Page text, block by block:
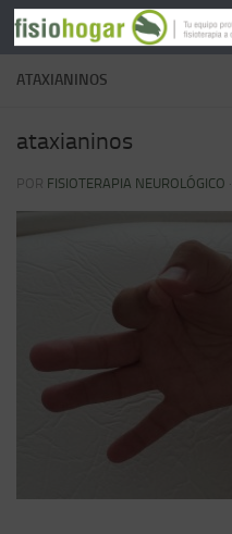
Saltar al contenido
ATAXIANINOS
ataxianinos
POR FISIOTERAPIA NEUROLÓGICO ·